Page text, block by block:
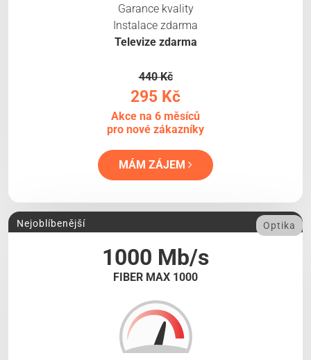
Garance kvality
Instalace zdarma
Televize zdarma
440 Kč
295 Kč
Akce na 6 měsíců
pro nové zákazníky
MÁM ZÁJEM
1000 Mb/s
FIBER MAX 1000
Nejoblíbenější Optika